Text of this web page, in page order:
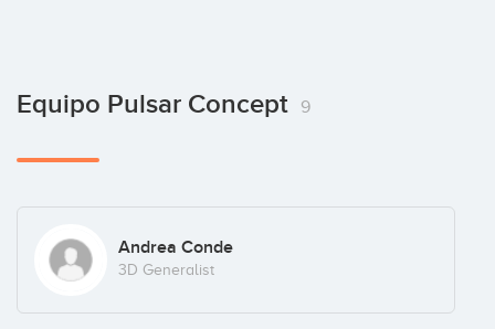
Equipo Pulsar Concept 9
Andrea Conde
3D Generalist